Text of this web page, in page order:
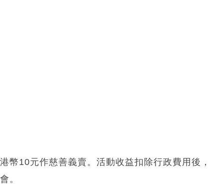
幣10元作慈善義賣。活動收益扣除行政費用後，
。